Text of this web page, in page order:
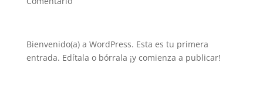
Bienvenido(a) a WordPress. Esta es tu primera
entrada. Edítala o bórrala ¡y comienza a publicar!